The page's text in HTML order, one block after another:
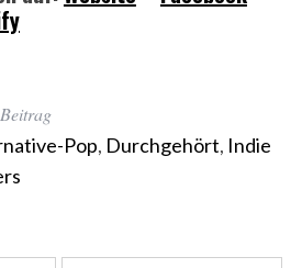
Pop, Durchgehört, Indie